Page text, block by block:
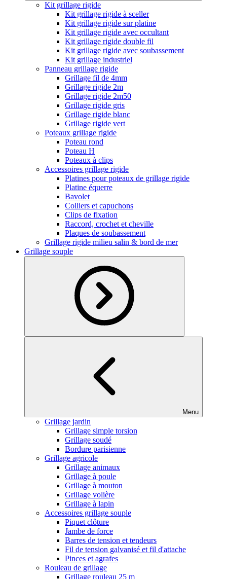
Kit grillage rigide
Kit grillage rigide à sceller
Kit grillage rigide sur platine
Kit grillage rigide avec occultant
Kit grillage rigide double fil
Kit grillage rigide avec soubassement
Kit grillage industriel
Panneau grillage rigide
Grillage fil de 4mm
Grillage rigide 2m
Grillage rigide 2m50
Grillage rigide gris
Grillage rigide blanc
Grillage rigide vert
Poteaux grillage rigide
Poteau rond
Poteau H
Poteaux à clips
Accessoires grillage rigide
Platines pour poteaux de grillage rigide
Platine équerre
Bavolet
Colliers et capuchons
Clips de fixation
Raccord, crochet et cheville
Plaques de soubassement
Grillage rigide milieu salin & bord de mer
Grillage souple
Menu
Grillage jardin
Grillage simple torsion
Grillage soudé
Bordure parisienne
Grillage agricole
Grillage animaux
Grillage à poule
Grillage à mouton
Grillage volière
Grillage à lapin
Accessoires grillage souple
Piquet clôture
Jambe de force
Barres de tension et tendeurs
Fil de tension galvanisé et fil d'attache
Pinces et agrafes
Rouleau de grillage
Grillage rouleau 25 m